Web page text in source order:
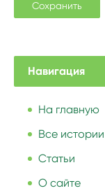
Навигация
На главную
Все
Статьи
О сайте